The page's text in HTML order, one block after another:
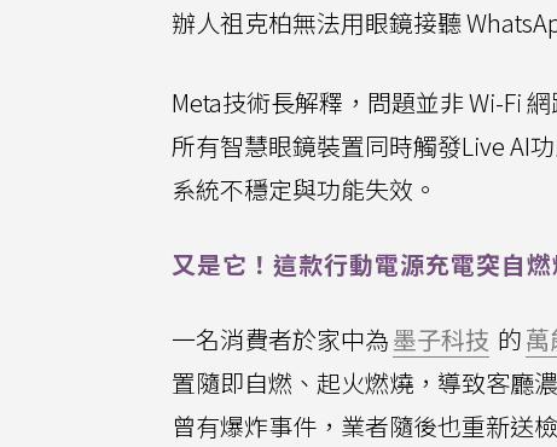
辦人祖克柏無法用眼鏡接聽
Meta技術長解釋，問題並非 Wi-Fi
所有智慧眼鏡裝置同時觸發Live AI
系統不穩定與功能失效。
又是它！這款行動電源充電突自
一名消費者於家中為墨子科技 的萬
置隨即自燃、起火燃燒，導致客廳
曾有爆炸事件，業者隨後也重新送